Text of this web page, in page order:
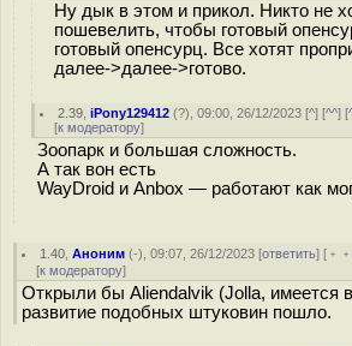
Ну дык в этом и прикол. Никто не
пошевелить, чтобы готовый
готовый опенсурц. Все хотят
далее->далее->готово.
2.39 ,iPony129412 (?), 09:00, 26/12/2023 [^] [^^] [
[к модератору]
Зоопарк и большая сложность.
А так вон есть
WayDroid и Anbox — работают как
1.40 ,Аноним (-), 09:07, 26/12/2023 [ответить] [
[к модератору]
Открыли бы Aliendalvik (Jolla, имеется
развитие подобных штуковин пошло.